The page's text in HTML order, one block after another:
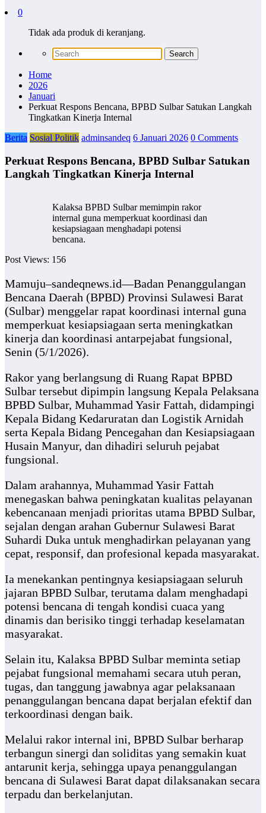
0
Tidak ada produk di keranjang.
Home
2026
Januari
Perkuat Respons Bencana, BPBD Sulbar Satukan Langkah
Tingkatkan Kinerja Internal
Berita Sosial Politik adminsandeq 6 Januari 2026 0 Comments
Perkuat Respons Bencana, BPBD Sulbar Satukan
Langkah Tingkatkan Kinerja Internal
Kalaksa BPBD Sulbar memimpin rakor
internal guna memperkuat koordinasi dan
kesiapsiagaan menghadapi potensi
bencana.
Post Views: 156
Mamuju–sandeqnews.id—Badan Penanggulangan
Bencana Daerah (BPBD) Provinsi Sulawesi Barat
(Sulbar) menggelar rapat koordinasi internal guna
memperkuat kesiapsiagaan serta meningkatkan
kinerja dan koordinasi antarpejabat fungsional,
Senin (5/1/2026).
Rakor yang berlangsung di Ruang Rapat BPBD
Sulbar tersebut dipimpin langsung Kepala Pelaksana
BPBD Sulbar, Muhammad Yasir Fattah, didampingi
Kepala Bidang Kedaruratan dan Logistik Arnidah
serta Kepala Bidang Pencegahan dan Kesiapsiagaan
Husain Manyur, dan dihadiri seluruh pejabat
fungsional.
Dalam arahannya, Muhammad Yasir Fattah
menegaskan bahwa peningkatan kualitas pelayanan
kebencanaan menjadi prioritas utama BPBD Sulbar,
sejalan dengan arahan Gubernur Sulawesi Barat
Suhardi Duka untuk menghadirkan pelayanan yang
cepat, responsif, dan profesional kepada masyarakat.
Ia menekankan pentingnya kesiapsiagaan seluruh
jajaran BPBD Sulbar, terutama dalam menghadapi
potensi bencana di tengah kondisi cuaca yang
dinamis dan berisiko tinggi terhadap keselamatan
masyarakat.
Selain itu, Kalaksa BPBD Sulbar meminta setiap
pejabat fungsional memahami secara utuh peran,
tugas, dan tanggung jawabnya agar pelaksanaan
penanggulangan bencana dapat berjalan efektif dan
terkoordinasi dengan baik.
Melalui rakor internal ini, BPBD Sulbar berharap
terbangun sinergi dan soliditas yang semakin kuat
antarunit kerja, sehingga upaya penanggulangan
bencana di Sulawesi Barat dapat dilaksanakan secara
terpadu dan berkelanjutan.